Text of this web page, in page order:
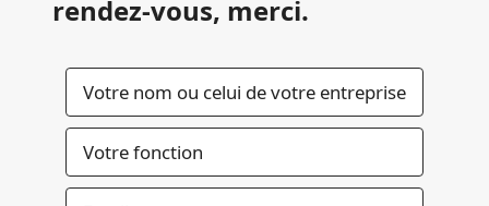
rendez-vous, merci.